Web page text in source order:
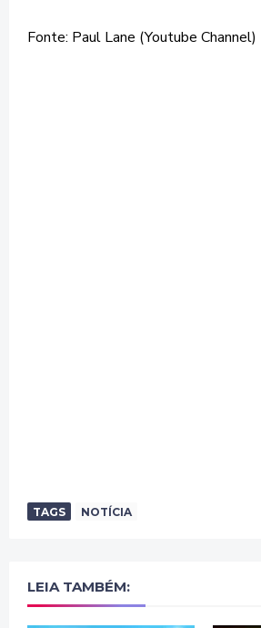
Fonte: Paul Lane (Youtube Channel)
TAGS NOTÍCIA
LEIA TAMBÉM: